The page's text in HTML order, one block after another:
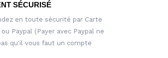
SÉCURISÉ
en toute sécurité par Carte
ou Paypal (Payer avec Paypal ne
qu'il vous faut un compte